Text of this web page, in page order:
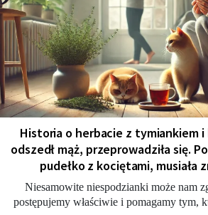
Historia o herbacie z tymiankiem
odszedł mąż, przeprowadziła się.
pudełko z kociętami, musiała
Niesamowite niespodzianki może nam
postępujemy właściwie i pomagamy tym,